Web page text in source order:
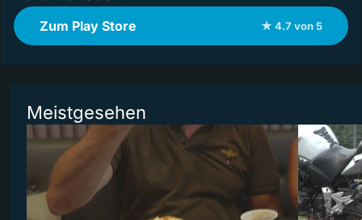
Zum Play Store ★ 4.7 von 5
Meistgesehen